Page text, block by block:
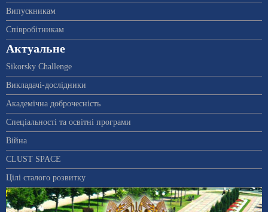
Випускникам
Співробітникам
Актуальне
Sikorsky Challenge
Викладачі-дослідники
Академічна доброчесність
Спеціальності та освітні програми
Війна
CLUST SPACE
Цілі сталого розвитку